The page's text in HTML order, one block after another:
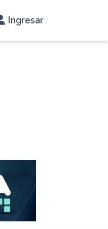
Ingresar